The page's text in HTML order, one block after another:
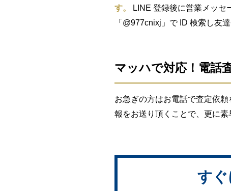
す。
LINE 登録後に営業メッ
「@977cnixj」で ID 検索し友
マッハで対応！電話
お急ぎの方はお電話で査定依
報をお送り頂くことで、更に素
すぐ